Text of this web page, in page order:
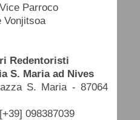
Parroco
Vonjitsoa
Redentoristi
ad Nives
- 87064
098387039